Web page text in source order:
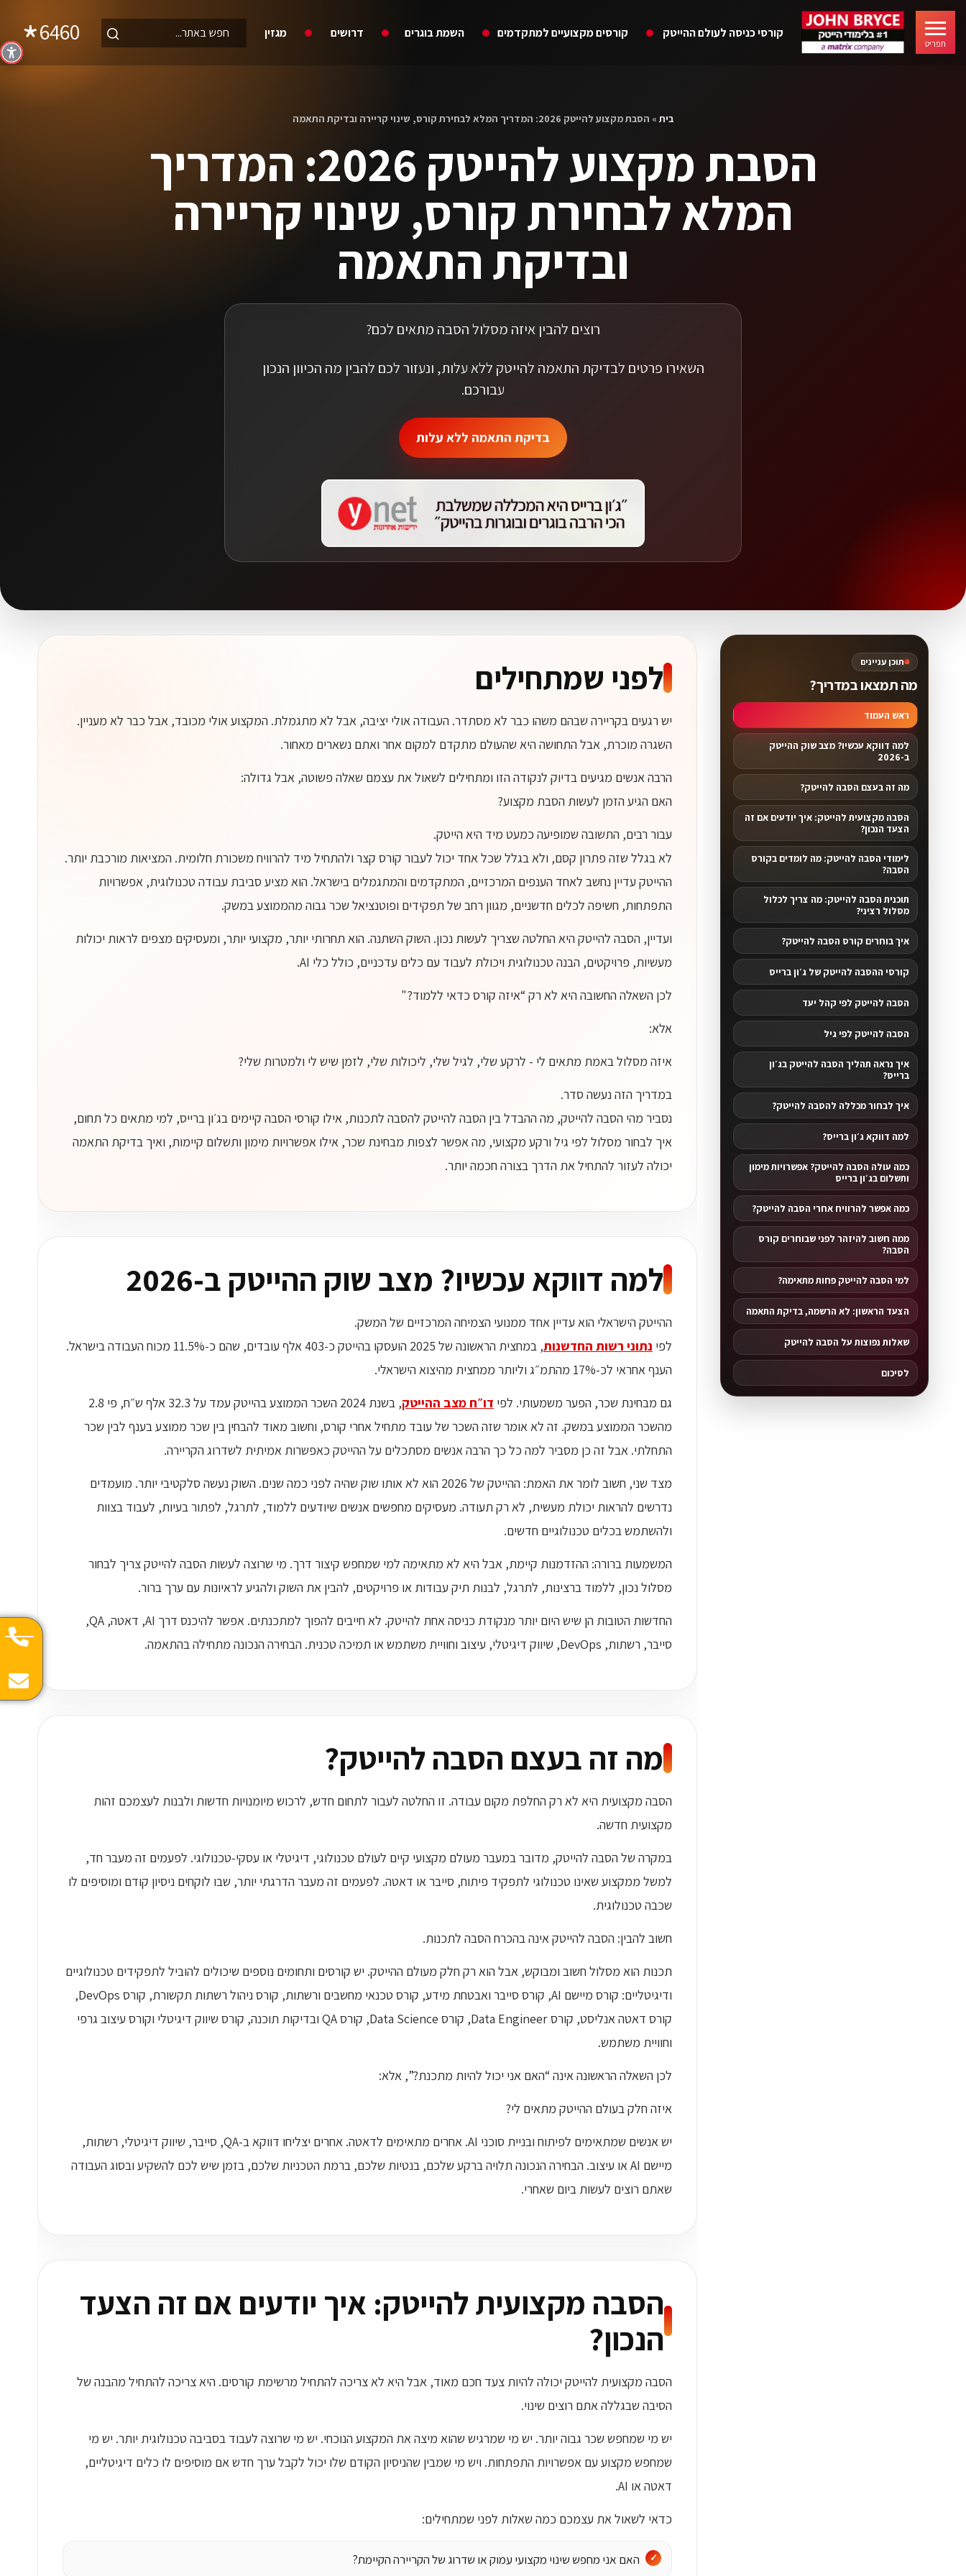
תפריט
קורסי כניסה לעולם ההייטק קורסים מקצועיים למתקדמים השמת בוגרים דרושים מגזין 6460
בית» הסבת מקצוע להייטק 2026: המדריך המלא לבחירת קורס, שינוי קריירה ובדיקת התאמה
הסבת מקצוע להייטק 2026: המדריך
המלא לבחירת קורס, שינוי קריירה
ובדיקת התאמה
רוצים להבין איזה מסלול הסבה מתאים לכם?
השאירו פרטים לבדיקת התאמה להייטק ללא עלות, ונעזור לכם להבין מה הכיוון הנכון
עבורכם.
בדיקת התאמה ללא עלות
תוכן עניינים
מה תמצאו במדריך?
ראש העמוד
למה דווקא עכשיו? מצב שוק ההייטק
ב-2026
מה זה בעצם הסבה להייטק?
הסבה מקצועית להייטק: איך יודעים אם זה
הצעד הנכון?
לימודי הסבה להייטק: מה לומדים בקורס
הסבה?
תוכנית הסבה להייטק: מה צריך לכלול
מסלול רציני?
איך בוחרים קורס הסבה להייטק?
קורסי ההסבה להייטק של ג׳ון ברייס
הסבה להייטק לפי קהל יעד
הסבה להייטק לפי גיל
איך נראה תהליך הסבה להייטק בג׳ון
ברייס?
איך לבחור מכללה להסבה להייטק?
למה דווקא ג׳ון ברייס?
כמה עולה הסבה להייטק? אפשרויות מימון
ותשלום בג׳ון ברייס
כמה אפשר להרוויח אחרי הסבה להייטק?
ממה חשוב להיזהר לפני שבוחרים קורס
הסבה?
למי הסבה להייטק פחות מתאימה?
הצעד הראשון: לא הרשמה, בדיקת התאמה
שאלות נפוצות על הסבה להייטק
לסיכום
לפני שמתחילים
יש רגעים בקריירה שבהם משהו כבר לא מסתדר. העבודה אולי יציבה, אבל לא מתגמלת. המקצוע אולי מכובד, אבל כבר לא מעניין.
השגרה מוכרת, אבל התחושה היא שהעולם מתקדם למקום אחר ואתם נשארים מאחור.
הרבה אנשים מגיעים בדיוק לנקודה הזו ומתחילים לשאול את עצמם שאלה פשוטה, אבל גדולה:
האם הגיע הזמן לעשות הסבת מקצוע?
עבור רבים, התשובה שמופיעה כמעט מיד היא הייטק.
לא בגלל שזה פתרון קסם, ולא בגלל שכל אחד יכול לעבור קורס קצר ולהתחיל מיד להרוויח משכורת חלומית. המציאות מורכבת יותר.
ההייטק עדיין נחשב לאחד הענפים המרכזיים, המתקדמים והמתגמלים בישראל. הוא מציע סביבת עבודה טכנולוגית, אפשרויות
התפתחות, חשיפה לכלים חדשניים, מגוון רחב של תפקידים ופוטנציאל שכר גבוה מהממוצע במשק.
ועדיין, הסבה להייטק היא החלטה שצריך לעשות נכון. השוק השתנה. הוא תחרותי יותר, מקצועי יותר, ומעסיקים מצפים לראות יכולות
מעשיות, פרויקטים, הבנה טכנולוגית ויכולת לעבוד עם כלים עדכניים, כולל כלי AI.
לכן השאלה החשובה היא לא רק “איזה קורס כדאי ללמוד?"
אלא:
איזה מסלול באמת מתאים לי - לרקע שלי, לגיל שלי, ליכולות שלי, לזמן שיש לי ולמטרות שלי?
במדריך הזה נעשה סדר.
נסביר מהי הסבה להייטק, מה ההבדל בין הסבה להייטק להסבה לתכנות, אילו קורסי הסבה קיימים בג׳ון ברייס, למי מתאים כל תחום,
איך לבחור מסלול לפי גיל ורקע מקצועי, מה אפשר לצפות מבחינת שכר, אילו אפשרויות מימון ותשלום קיימות, ואיך בדיקת התאמה
יכולה לעזור להתחיל את הדרך בצורה חכמה יותר.
למה דווקא עכשיו? מצב שוק ההייטק ב-2026
ההייטק הישראלי הוא עדיין אחד ממנועי הצמיחה המרכזיים של המשק.
לפי נתוני רשות החדשנות
, במחצית הראשונה של 2025 הועסקו בהייטק כ-403 אלף עובדים, שהם כ-11.5% מכוח העבודה בישראל.
הענף אחראי לכ-17% מהתמ״ג וליותר ממחצית מהיצוא הישראלי.
גם מבחינת שכר, הפער משמעותי. לפי דו״ח מצב ההייטק
, בשנת 2024 השכר הממוצע בהייטק עמד על 32.3 אלף ש״ח, פי 2.8
מהשכר הממוצע במשק. זה לא אומר שזה השכר של עובד מתחיל אחרי קורס, וחשוב מאוד להבחין בין שכר ממוצע בענף לבין שכר
התחלתי. אבל זה כן מסביר למה כל כך הרבה אנשים מסתכלים על ההייטק כאפשרות אמיתית לשדרוג הקריירה.
מצד שני, חשוב לומר את האמת: ההייטק של 2026 הוא לא אותו שוק שהיה לפני כמה שנים. השוק נעשה סלקטיבי יותר. מועמדים
נדרשים להראות יכולת מעשית, לא רק תעודה. מעסיקים מחפשים אנשים שיודעים ללמוד, לתרגל, לפתור בעיות, לעבוד בצוות
ולהשתמש בכלים טכנולוגיים חדשים.
המשמעות ברורה: ההזדמנות קיימת, אבל היא לא מתאימה למי שמחפש קיצור דרך. מי שרוצה לעשות הסבה להייטק צריך לבחור
מסלול נכון, ללמוד ברצינות, לתרגל, לבנות תיק עבודות או פרויקטים, להבין את השוק ולהגיע לראיונות עם ערך ברור.
החדשות הטובות הן שיש היום יותר מנקודת כניסה אחת להייטק. לא חייבים להפוך למתכנתים. אפשר להיכנס דרך AI, דאטה, QA,
סייבר, רשתות, DevOps, שיווק דיגיטלי, עיצוב וחוויית משתמש או תמיכה טכנית. הבחירה הנכונה מתחילה בהתאמה.
מה זה בעצם הסבה להייטק?
הסבה מקצועית היא לא רק החלפת מקום עבודה. זו החלטה לעבור לתחום חדש, לרכוש מיומנויות חדשות ולבנות לעצמכם זהות
מקצועית חדשה.
במקרה של הסבה להייטק, מדובר במעבר מעולם מקצועי קיים לעולם טכנולוגי, דיגיטלי או עסקי-טכנולוגי. לפעמים זה מעבר חד,
למשל ממקצוע שאינו טכנולוגי לתפקיד פיתוח, סייבר או דאטה. לפעמים זה מעבר הדרגתי יותר, שבו לוקחים ניסיון קודם ומוסיפים לו
שכבה טכנולוגית.
חשוב להבין: הסבה להייטק אינה בהכרח הסבה לתכנות.
תכנות הוא מסלול חשוב ומבוקש, אבל הוא רק חלק מעולם ההייטק. יש קורסים ותחומים נוספים שיכולים להוביל לתפקידים טכנולוגיים
ודיגיטליים: קורס מיישם AI, קורס סייבר ואבטחת מידע, קורס טכנאי מחשבים ורשתות, קורס ניהול רשתות תקשורת, קורס DevOps,
קורס דאטה אנליסט, קורס Data Engineer, קורס Data Science, קורס QA ובדיקות תוכנה, קורס שיווק דיגיטלי וקורס עיצוב גרפי
וחוויית משתמש.
לכן השאלה הראשונה אינה “האם אני יכול להיות מתכנת?”, אלא:
איזה חלק בעולם ההייטק מתאים לי?
יש אנשים שמתאימים לפיתוח ובניית סוכני AI. אחרים מתאימים לדאטה. אחרים יצליחו דווקא ב-QA, סייבר, שיווק דיגיטלי, רשתות,
מיישם AI או עיצוב. הבחירה הנכונה תלויה ברקע שלכם, בנטיות שלכם, ברמת הטכניות שלכם, בזמן שיש לכם להשקיע ובסוג העבודה
שאתם רוצים לעשות ביום שאחרי.
הסבה מקצועית להייטק: איך יודעים אם זה הצעד
הנכון?
הסבה מקצועית להייטק יכולה להיות צעד חכם מאוד, אבל היא לא צריכה להתחיל מרשימת קורסים. היא צריכה להתחיל מהבנה של
הסיבה שבגללה אתם רוצים שינוי.
יש מי שמחפש שכר גבוה יותר. יש מי שמרגיש שהוא מיצה את המקצוע הנוכחי. יש מי שרוצה לעבוד בסביבה טכנולוגית יותר. יש מי
שמחפש מקצוע עם אפשרויות התפתחות. ויש מי שמבין שהניסיון הקודם שלו יכול לקבל ערך חדש אם מוסיפים לו כלים דיגיטליים,
דאטה או AI.
כדאי לשאול את עצמכם כמה שאלות לפני שמתחילים:
האם אני מחפש שינוי מקצועי עמוק או שדרוג של הקריירה הקיימת?